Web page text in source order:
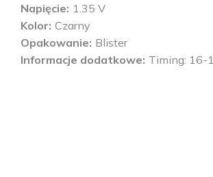
Napięcie 1.35 V
Kolor Czarny
Opakowanie Blister
Informacje dodatkowe Timing: 16-